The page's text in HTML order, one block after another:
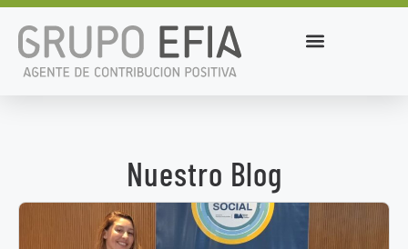
Nuestro Blog